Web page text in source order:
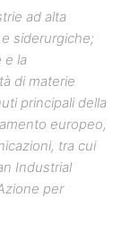
ad alta
siderurgiche;
e la
di materie
principali della
europeo,
tra cui
Industrial
per